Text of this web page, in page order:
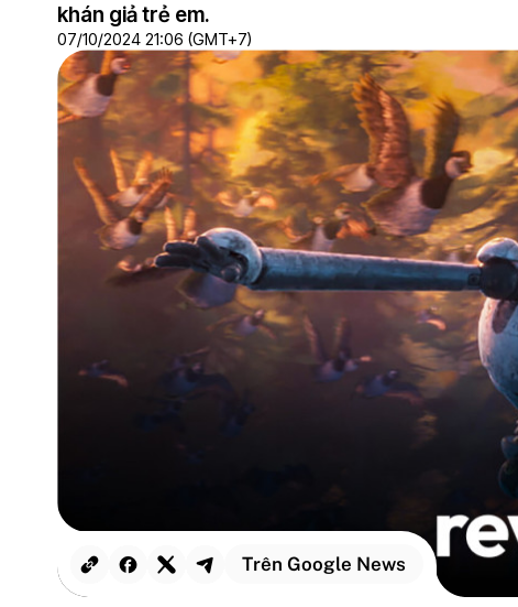
khán giả trẻ em.
07/10/2024 21:06 (GMT+7)
Trên Google News